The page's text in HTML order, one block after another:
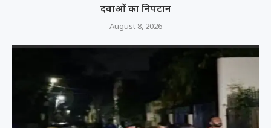
दवाओं का निपटान
August 8, 2026